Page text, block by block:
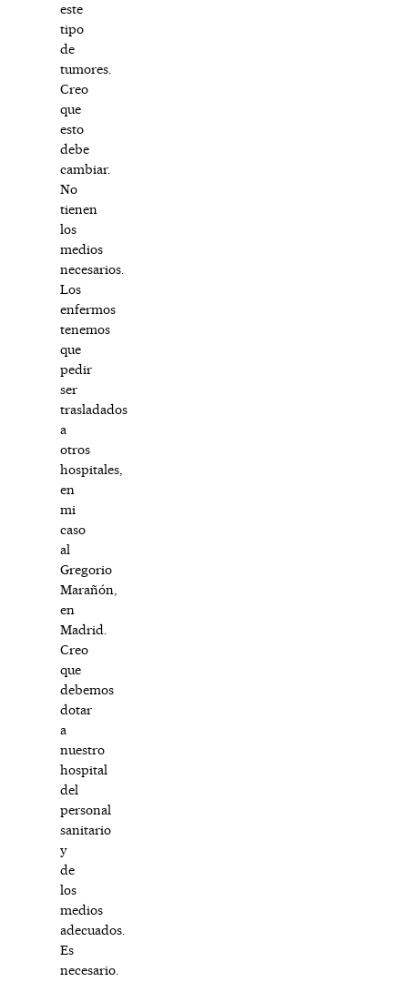
este
tipo
de
tumores.
Creo
que
esto
debe
cambiar.
No
tienen
los
medios
necesarios.
Los
enfermos
tenemos
que
pedir
ser
trasladados
a
otros
hospitales,
en
mi
caso
al
Gregorio
Marañón,
en
Madrid.
Creo
que
debemos
dotar
a
nuestro
hospital
del
personal
sanitario
y
de
los
medios
adecuados.
Es
necesario.